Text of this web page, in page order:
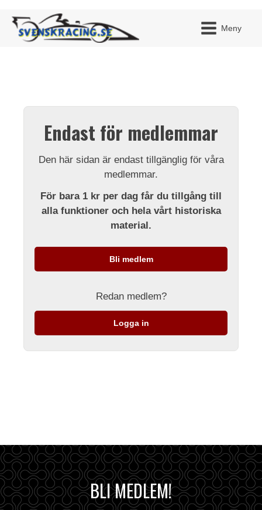
Meny
Endast för medlemmar
Den här sidan är endast tillgänglig för våra
medlemmar.
För bara 1 kr per dag får du tillgång till
alla funktioner och hela vårt historiska
material.
Bli medlem
Redan medlem?
Logga in
BLI MEDLEM!